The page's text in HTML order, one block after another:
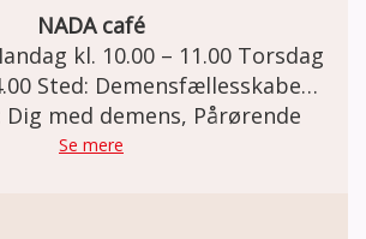
NADA café
tilbyder NADA til mennesker
med demens, Pårørende
Se mere